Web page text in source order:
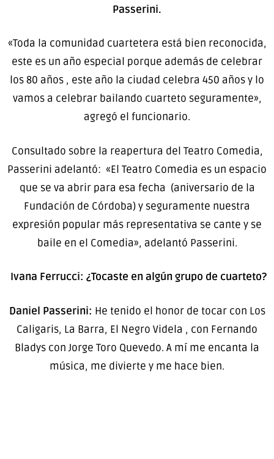
Passerini.
«Toda la comunidad cuartetera está bien reconocida,
este es un año especial porque además de celebrar
los 80 años , este año la ciudad celebra 450 años y lo
vamos a celebrar bailando cuarteto seguramente»,
agregó el funcionario.
Consultado sobre la reapertura del Teatro Comedia,
Passerini adelantó: «El Teatro Comedia es un espacio
que se va abrir para esa fecha (aniversario de la
Fundación de Córdoba) y seguramente nuestra
expresión popular más representativa se cante y se
baile en el Comedia», adelantó Passerini.
Ivana Ferrucci: ¿Tocaste en algún grupo de cuarteto?
Daniel Passerini: He tenido el honor de tocar con Los
Caligaris, La Barra, El Negro Videla , con Fernando
Bladys con Jorge Toro Quevedo. A mí me encanta la
música, me divierte y me hace bien.